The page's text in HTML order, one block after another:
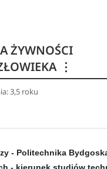
technologii i chemii
sektora
nabyciu wiedzy o
zasobami ludzkimi oraz
mediów. Jest to
ŻYWNOŚCI
⋮
3,5 roku
- Politechnika